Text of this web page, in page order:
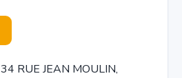
34 RUE JEAN MOULIN,